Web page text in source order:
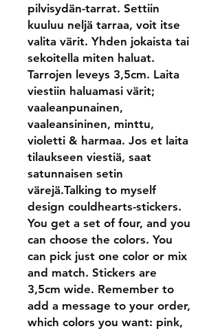
pilvisydän-tarrat. Settiin
kuuluu neljä tarraa, voit itse
valita värit. Yhden jokaista tai
sekoitella miten haluat.
Tarrojen leveys 3,5cm. Laita
viestiin haluamasi värit;
vaaleanpunainen,
vaaleansininen, minttu,
violetti & harmaa. Jos et laita
tilaukseen viestiä, saat
satunnaisen setin
värejä.Talking to myself
design couldhearts-stickers.
You get a set of four, and you
can choose the colors. You
can pick just one color or mix
and match. Stickers are
3,5cm wide. Remember to
add a message to your order,
which colors you want: pink,